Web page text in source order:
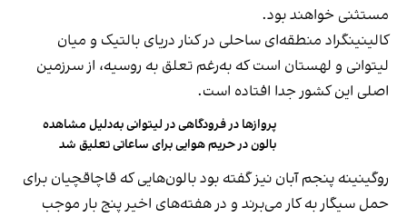
مستثنی خواهند بود.
کالینینگراد منطقه‌ای ساحلی در کنار دریای بالتیک و میان
لیتوانی و لهستان است که به‌رغم تعلق به روسیه، از سرزمین
اصلی این کشور جدا افتاده است.
پروازها در فرودگاهی در لیتوانی به‌دلیل مشاهده
بالون در حریم هوایی برای ساعاتی تعلیق شد
روگینینه پنجم آبان نیز گفته بود بالون‌هایی که قاچاقچیان برای
حمل سیگار به ‌کار می‌برند و در هفته‌های اخیر پنج بار موجب